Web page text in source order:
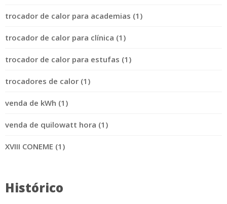
trocador de calor para academias (1)
trocador de calor para clínica (1)
trocador de calor para estufas (1)
trocadores de calor (1)
venda de kWh (1)
venda de quilowatt hora (1)
XVIII CONEME (1)
Histórico